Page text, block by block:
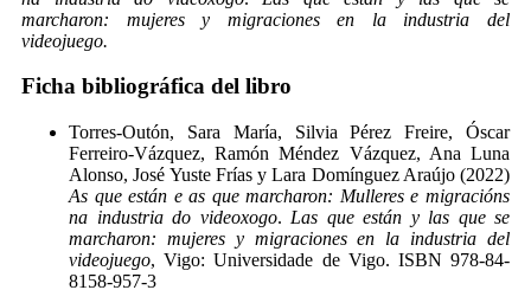
marcharon: mujeres y migraciones en la industria del
videojuego.
Ficha bibliográfica del libro
Torres-Outón, Sara María, Silvia Pérez Freire, Óscar
Ferreiro-Vázquez, Ramón Méndez Vázquez, Ana Luna
Alonso, José Yuste Frías y Lara Domínguez Araújo (2022)
As que están e as que marcharon: Mulleres e migracións
na industria do videoxogo. Las que están y las que se
marcharon: mujeres y migraciones en la industria del
videojuego, Vigo: Universidade de Vigo. ISBN 978-84-
8158-957-3